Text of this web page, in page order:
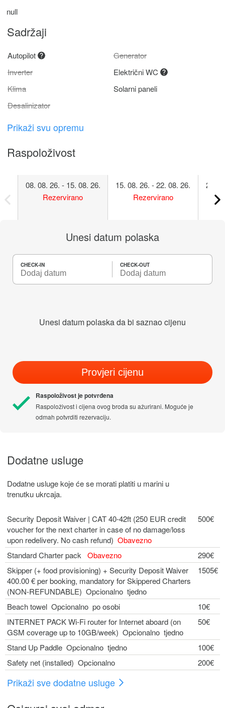
null
Sadržaji
Autopilot
Generator
Inverter
Električni WC
Klima
Solarni paneli
Desalinizator
Prikaži svu opremu
Raspoloživost
08. 08. 26. - 15. 08. 26.
Rezervirano
15. 08. 26. - 22. 08. 26.
Rezervirano
22.
Unesi datum polaska
CHECK-IN CHECK-OUT
Unesi datum polaska da bi saznao cijenu
Provjeri cijenu
Raspoloživost je potvrđena
Raspoloživost i cijena ovog broda su ažurirani. Moguće je
odmah potvrditi rezervaciju.
Dodatne usluge
Dodatne usluge koje će se morati platiti u marini u
trenutku ukrcaja.
Security Deposit Waiver | CAT 40-42ft (250 EUR credit
voucher for the next charter in case of no damage/loss
upon redelivery. No cash refund) Obavezno
500€
Standard Charter pack Obavezno
290€
Skipper (+ food provisioning) + Security Deposit Waiver
400.00 € per booking, mandatory for Skippered Charters
(NON-REFUNDABLE) Opcionalno tjedno
1505€
Beach towel Opcionalno po osobi
10€
INTERNET PACK Wi-Fi router for Internet aboard (on
GSM coverage up to 10GB/week) Opcionalno tjedno
50€
Stand Up Paddle Opcionalno tjedno
100€
Safety net (installed) Opcionalno
200€
Prikaži sve dodatne usluge